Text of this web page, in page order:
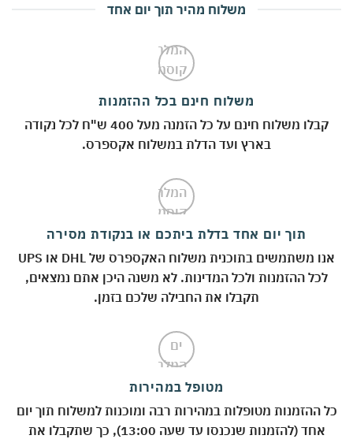
משלוח מהיר תוך יום אחד
משלוח חינם בכל ההזמנות
קבלו משלוח חינם על כל הזמנה מעל 400 ש"ח לכל נקודה
בארץ ועד הדלת במשלוח אקספרס.
תוך יום אחד בדלת ביתכם או בנקודת מסירה
אנו משתמשים בתוכנית משלוח האקספרס של DHL או UPS
לכל ההזמנות ולכל המדינות. לא משנה היכן אתם נמצאים,
תקבלו את החבילה שלכם בזמן.
מטופל במהירות
ההזמנות מטופלות במהירות רבה ומוכנות למשלוח תוך יום
אחד (להזמנות שנכנסו עד שעה 13:00), כך שתקבלו את